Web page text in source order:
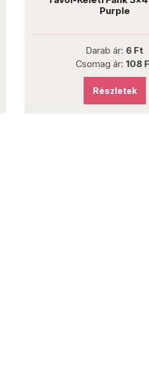
Darab ár:6 Ft
Csomag ár:108 Ft
Részletek